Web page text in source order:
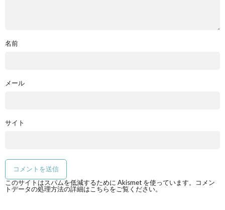
名前
メール
サイト
このサイトはスパムを低減するために Akismet を使っています。
コメン
トデータの処理方法の詳細はこちらをご覧ください。